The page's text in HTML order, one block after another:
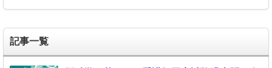
記事一覧